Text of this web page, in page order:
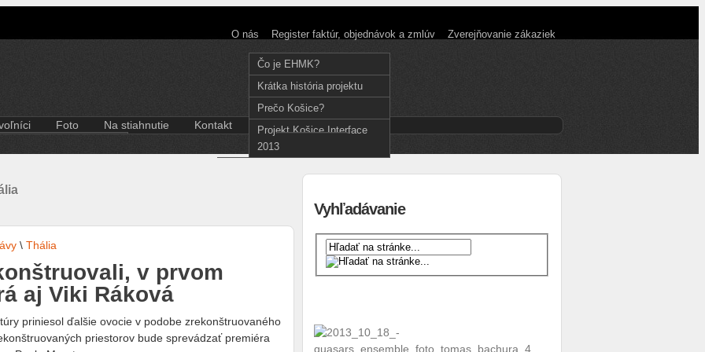
O nás
Čo je EHMK?
Krátka história projektu
Prečo Košice?
Projekt Košice Interface
2013
Register faktúr, objednávok a zmlúv Zverejňovanie zákaziek
Divadlo
Tanec
Výstava
Foto Na stiahnutie Kontakt Slovenčina
\ Thália
v prvom
aj Viki Ráková
priniesol ďalšie ovocie v podobe zrekonštruovaného
priestorov bude sprevádzať premiéra
Vyhľadávanie